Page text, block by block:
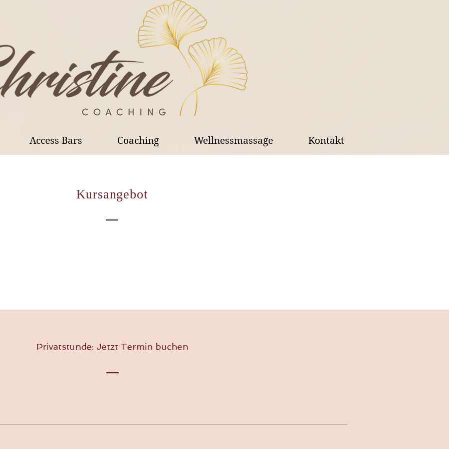
Access Bars Coaching Wellnessmassage Kontakt
Kursangebot
Privatstunde: Jetzt Termin buchen